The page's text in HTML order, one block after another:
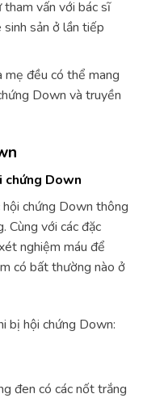
tham vấn với bác sĩ
sinh sản ở lần tiếp
mẹ đều có thể mang
Down và truyền
chứng Down
chứng Down thông
Cùng với các đặc
nghiệm máu để
có bất thường nào ở
bị hội chứng Down:
đen có các nốt trắng